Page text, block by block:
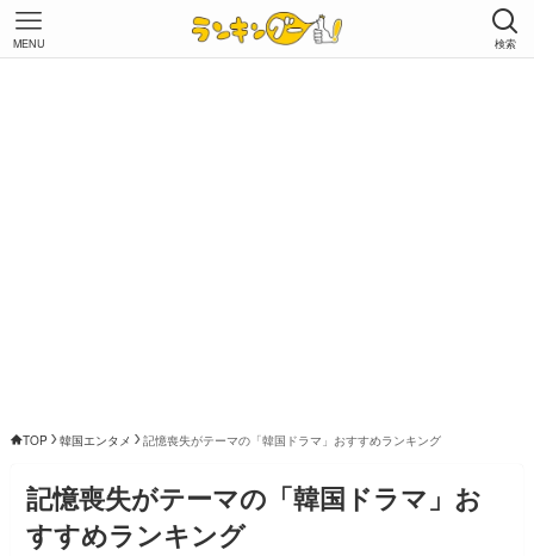
検索
MENU
TOP 韓国エンタメ 記憶喪失がテーマの「韓国ドラマ」おすすめランキング
記憶喪失がテーマの「韓国ドラマ」お
すすめランキング